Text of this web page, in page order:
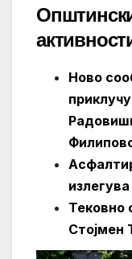
Ново
Тековно
Стојмен